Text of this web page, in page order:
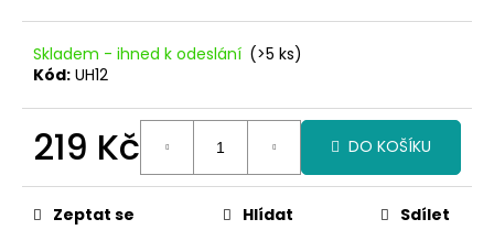
Skladem - ihned k odeslání (>5 ks)
Kód: UH12
219 Kč
cena:
DO KOŠÍKU
Zeptat se Hlídat Sdílet
D
o
o
u
č
u